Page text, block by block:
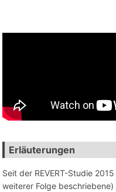
Erläuterungen
Seit der REVERT-Studie
weiterer Folge beschriebene)